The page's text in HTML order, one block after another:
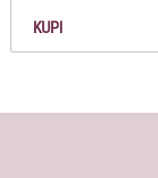
KUPI